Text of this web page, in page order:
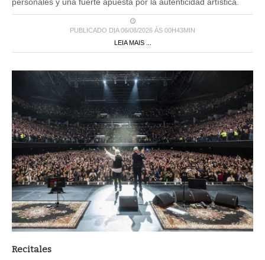
PUBLICADO DIA 06/08/2026 ÀS 00H43MIN
LEIA MAIS ...
Recitales